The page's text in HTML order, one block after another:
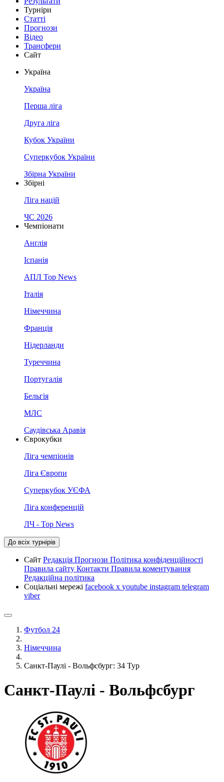
Турніри
Статті
Прогнози
Відео
Трансфери
Сайт
Україна
Україна
Перша ліга
Друга ліга
Кубок України
Суперкубок України
Збірна України
Збірні
Ліга націй
ЧС 2026
Чемпіонати
Англія
Іспанія
АПЛ Top News
Італія
Німеччина
Франція
Нідерланди
Туреччина
Португалія
Бельгія
МЛС
Саудівська Аравія
Єврокубки
Ліга чемпіонів
Ліга Європи
Суперкубок УЄФА
Ліга конференцій
ЛЧ - Top News
До всіх турнірів
Сайт Редакція Прогнози Політика конфіденційності
Правила сайту Контакти Правила коментування
Редакційна політика
Соціальні мережі facebook x youtube instagram telegram
viber
Футбол 24
Німеччина
Санкт-Паулі - Вольфсбург: 34 Тур
Санкт-Паулі - Вольфсбург